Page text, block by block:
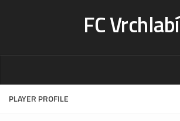
FC Vrchlabí
Stadion
PLAYER PROFILE